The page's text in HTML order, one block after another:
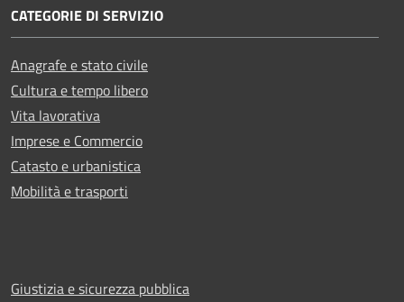
CATEGORIE DI SERVIZIO
Anagrafe e stato civile
Cultura e tempo libero
Vita lavorativa
Imprese e Commercio
Catasto e urbanistica
Mobilità e trasporti
Giustizia e sicurezza pubblica